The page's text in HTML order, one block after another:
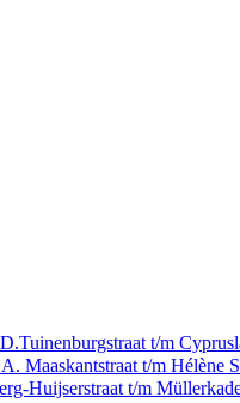
t/m
Maaskantstraat t/m Hélène
Huijserstraat t/m